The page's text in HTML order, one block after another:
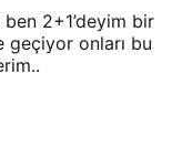
2+1’deyim bir
geçiyor onları bu